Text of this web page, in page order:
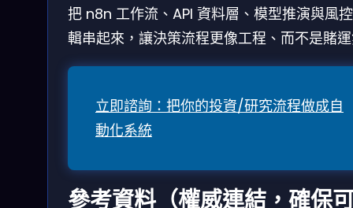
把 n8n 工作流、API 資料層、模型推演與風
輯串起來，讓決策流程更像工程、而不是賭
立即諮詢：把你的投資/研究流程做成自
動化系統
參考資料（權威連結，確保